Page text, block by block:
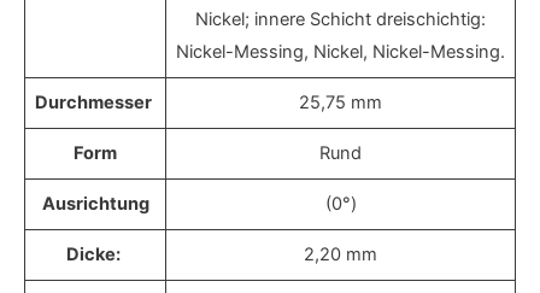
Nickel; innere Schicht dreischichtig:
Nickel-Messing, Nickel, Nickel-Messing.
Durchmesser 25,75 mm
Form Rund
Ausrichtung (0°)
Dicke: 2,20 mm